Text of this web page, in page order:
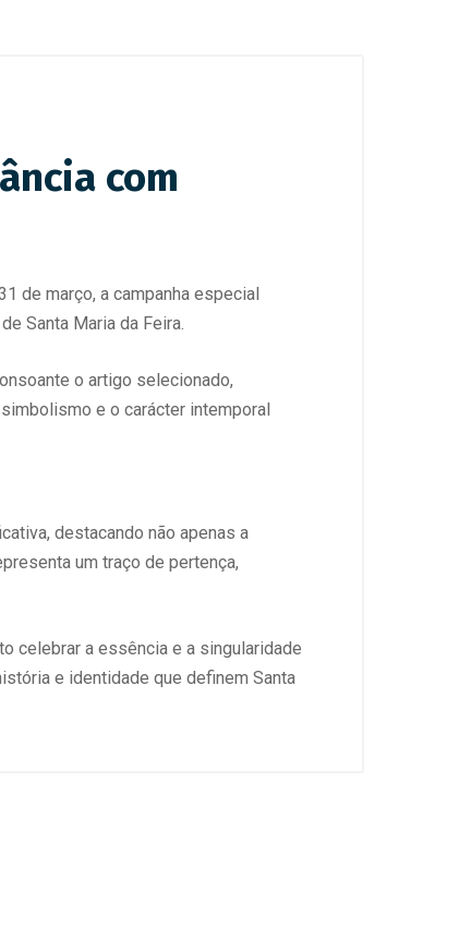
com
de março, a campanha especial
Santa Maria da Feira.
o artigo selecionado,
e o carácter intemporal
destacando não apenas a
um traço de pertença,
celebrar a essência e a singularidade
e identidade que definem Santa